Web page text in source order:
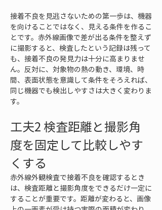
接着不良を見逃さないための第一歩は、機器
を向けることではなく、見える条件を作るこ
とです。赤外線画像で差が出る条件を整えず
に撮影すると、検査したという記録は残って
も、接着不良の発見力は十分に高まりませ
ん。反対に、対象物の熱の動き、環境、時
間、表面状態を意識して条件をそろえれば、
同じ機器でも検出しやすさは大きく変わりま
す。
工夫2 検査距離と撮影角
度を固定して比較しやす
くする
赤外線外観検査で接着不良を確認するとき
は、検査距離と撮影角度をできるだけ一定に
することが重要です。距離が変わると、画像